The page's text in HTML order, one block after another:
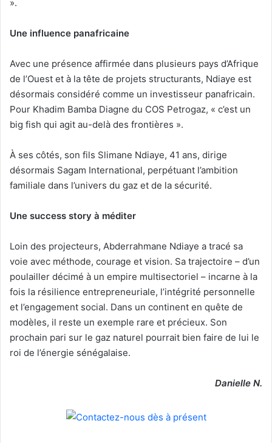
».
Une influence panafricaine
Avec une présence affirmée dans plusieurs pays d’Afrique
de l’Ouest et à la tête de projets structurants, Ndiaye est
désormais considéré comme un investisseur panafricain.
Pour Khadim Bamba Diagne du COS Petrogaz, « c’est un
big fish qui agit au-delà des frontières ».
À ses côtés, son fils Slimane Ndiaye, 41 ans, dirige
désormais Sagam International, perpétuant l’ambition
familiale dans l’univers du gaz et de la sécurité.
Une success story à méditer
Loin des projecteurs, Abderrahmane Ndiaye a tracé sa
voie avec méthode, courage et vision. Sa trajectoire – d’un
poulailler décimé à un empire multisectoriel – incarne à la
fois la résilience entrepreneuriale, l’intégrité personnelle
et l’engagement social. Dans un continent en quête de
modèles, il reste un exemple rare et précieux. Son
prochain pari sur le gaz naturel pourrait bien faire de lui le
roi de l’énergie sénégalaise.
Danielle N.